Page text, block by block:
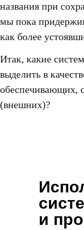
названия при
мы пока
как более
Итак, какие
выделить в
(внешних)?
и